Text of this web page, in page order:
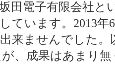
田電子有限会社と
ています。2013年
来ませんでした。
、成果はあまり